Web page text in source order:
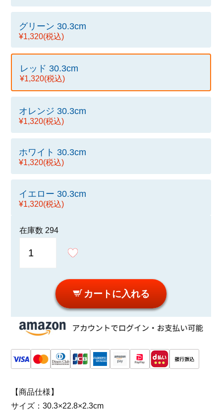
グリーン 30.3cm
¥1,320(税込)
レッド 30.3cm
¥1,320(税込)
オレンジ 30.3cm
¥1,320(税込)
ホワイト 30.3cm
¥1,320(税込)
イエロー 30.3cm
¥1,320(税込)
在庫数 294
カートに入れる
【商品仕様】
サイズ：30.3×22.8×2.3cm